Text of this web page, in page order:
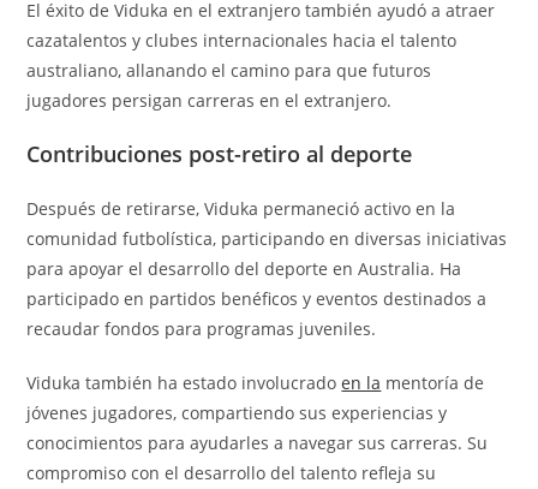
El éxito de Viduka en el extranjero también ayudó a atraer
cazatalentos y clubes internacionales hacia el talento
australiano, allanando el camino para que futuros
jugadores persigan carreras en el extranjero.
Contribuciones post-retiro al deporte
Después de retirarse, Viduka permaneció activo en la
comunidad futbolística, participando en diversas iniciativas
para apoyar el desarrollo del deporte en Australia. Ha
participado en partidos benéficos y eventos destinados a
recaudar fondos para programas juveniles.
Viduka también ha estado involucradoen la mentoría de
jóvenes jugadores, compartiendo sus experiencias y
conocimientos para ayudarles a navegar sus carreras. Su
compromiso con el desarrollo del talento refleja su